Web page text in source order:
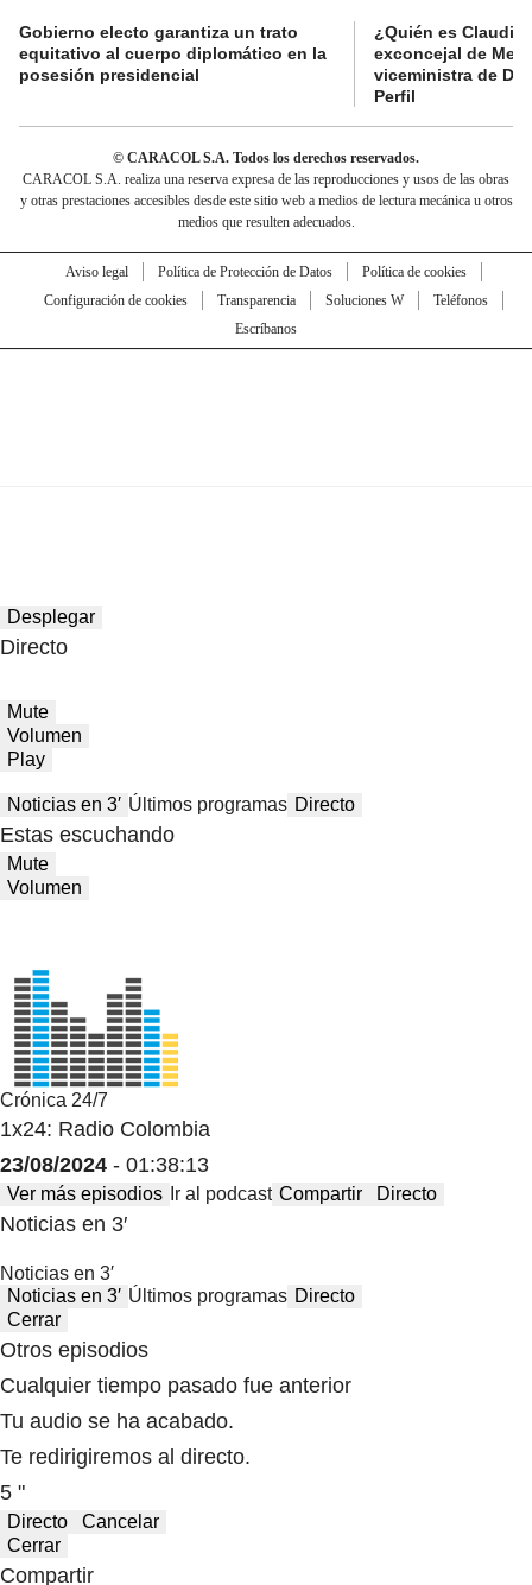
Gobierno electo garantiza un trato
equitativo al cuerpo diplomático en la
posesión presidencial
¿Quién es Claudia
exconcejal de
viceministra de
Perfil
© CARACOL S.A. Todos los derechos reservados.
CARACOL S.A. realiza una reserva expresa de las reproducciones y usos de las obras
y otras prestaciones accesibles desde este sitio web a medios de lectura mecánica u otros
medios que resulten adecuados.
Aviso legal Política de Protección de Datos
Política de cookies
Configuración de cookies
Transparencia Soluciones W
Teléfonos
Escríbanos
Desplegar
Directo
Mute
Volumen
Play
Noticias en 3′ Últimos programas Directo
Estas escuchando
Mute
Volumen
Crónica 24/7
1x24: Radio Colombia
23/08/2024 - 01:38:13
Ver más episodios Ir al podcast Compartir Directo
Noticias en 3′
Noticias en 3′
Noticias en 3′ Últimos programas Directo
Cerrar
Otros episodios
Cualquier tiempo pasado fue anterior
Tu audio se ha acabado.
Te redirigiremos al directo.
5 "
Directo
Cancelar
Cerrar
Compartir